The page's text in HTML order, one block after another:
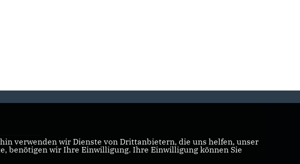
verwenden wir Dienste von Drittanbietern, die uns helfen, unser
benötigen wir Ihre Einwilligung. Ihre Einwilligung können Sie